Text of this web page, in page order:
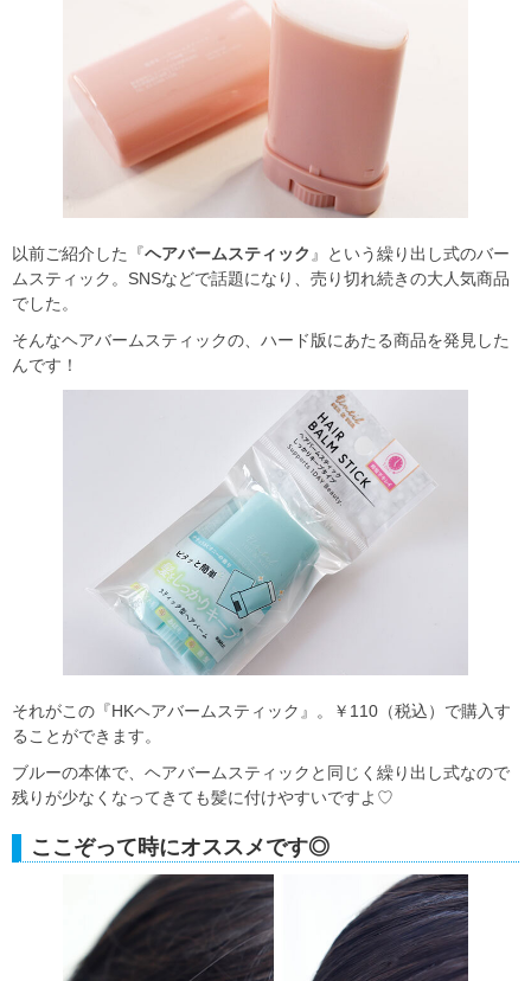
以前ご紹介した『ヘアバームスティック 』という繰り出し式のバー
ムスティック。SNSなどで話題になり、売り切れ続きの大人気商品
でした。
そんなヘアバームスティックの、ハード版にあたる商品を発見した
んです！
それがこの『HKヘアバームスティック』。￥110（税込）で購入す
ることができます。
ブルーの本体で、ヘアバームスティックと同じく繰り出し式なので
残りが少なくなってきても髪に付けやすいですよ♡
ここぞって時にオススメです◎